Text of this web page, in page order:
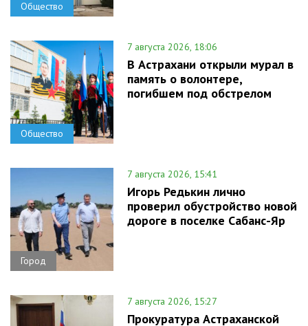
Общество
Общество
7 августа 2026, 18:06
В Астрахани открыли мурал в
память о волонтере,
погибшем под обстрелом
Город
7 августа 2026, 15:41
Игорь Редькин лично
проверил обустройство новой
дороге в поселке Сабанс-Яр
7 августа 2026, 15:27
Прокуратура Астраханской